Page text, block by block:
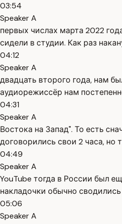
03:54
Speaker A
первых числах марта 2022
сидели в студии. Как раз
04:12
Speaker A
двадцать второго года, нам
аудиорежиссёр нам
04:31
Speaker A
Востока на Запад". То есть
договорились свои 2 часа, но
04:49
Speaker A
YouTube тогда в России был
накладочки обычно
05:06
Speaker A